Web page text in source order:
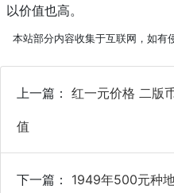
以价值也高。
本站部分内容收集于互联网，如有
上一篇： 红一元价格 二版
值
下一篇： 1949年500元种